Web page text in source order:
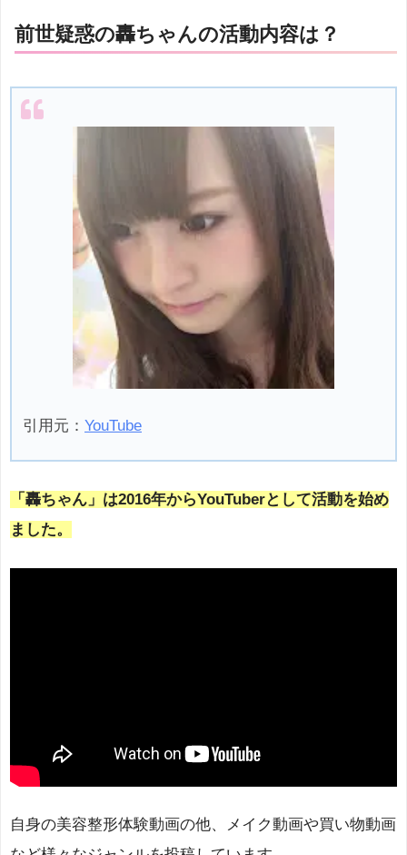
前世疑惑の轟ちゃんの活動内容は？
引用元： YouTube
「轟ちゃん」は2016年からYouTuberとして活動を始め
ました。
自身の美容整形体験動画の他、メイク動画や買い物動画